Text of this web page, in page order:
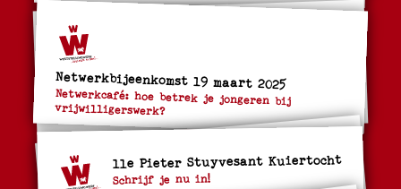
Netwerkbijeenkomst 19 maart 2025
Netwerkcafé: hoe betrek je jongeren bij
vrijwilligerswerk?
11e Pieter Stuyvesant Kuiertocht
Schrijf je nu in!